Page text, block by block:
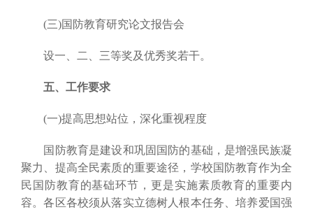
(三)国防教育研究论文报告会
设一、二、三等奖及优秀奖若干。
五、工作要求
(一)提高思想站位，深化重视程度
国防教育是建设和巩固国防的基础，是增强民族凝
聚力、提高全民素质的重要途径，学校国防教育作为全
民国防教育的基础环节，更是实施素质教育的重要内
容。各区各校须从落实立德树人根本任务、培养爱国强